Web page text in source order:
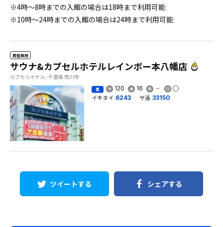
※4時〜8時までの入館の場合は18時まで利用可能
※10時〜24時までの入館の場合は24時まで利用可能
男性専用
サウナ&カプセルホテルレインボー本八幡店
カプセルホテル - 千葉県 市川市
男 120 16
イキタイ 6243 サ活 33150
ツイートする シェアする